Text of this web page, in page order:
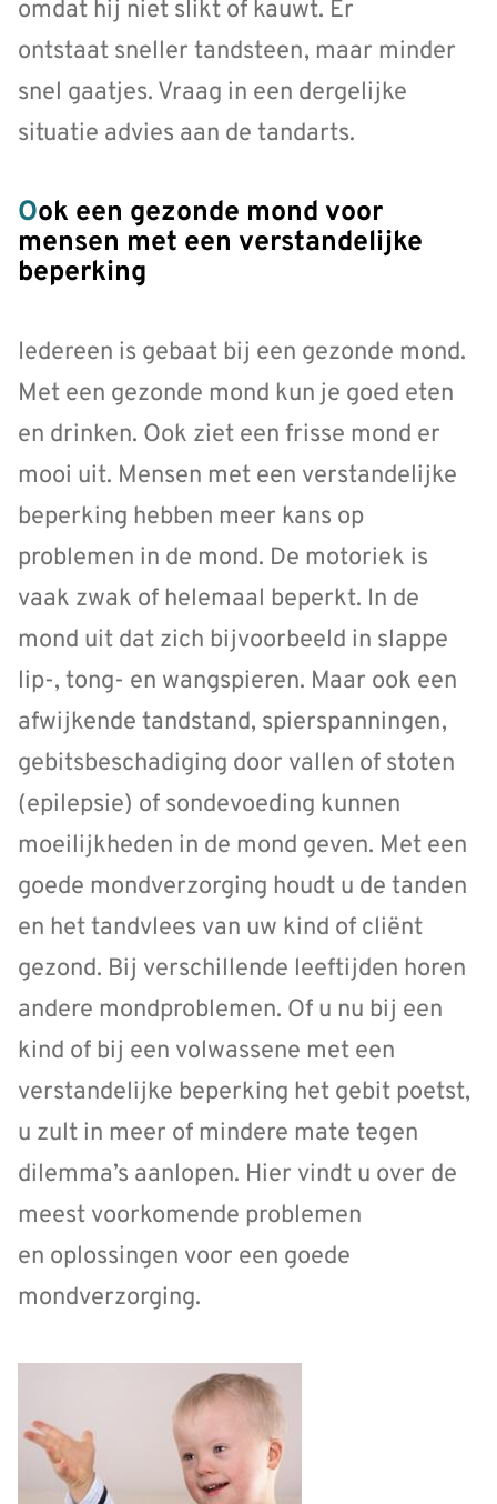
omdat hij niet slikt of kauwt. Er
ontstaat sneller tandsteen, maar minder
snel gaatjes. Vraag in een dergelijke
situatie advies aan de tandarts.
Ook een gezonde mond voor
mensen met een verstandelijke
beperking
Iedereen is gebaat bij een gezonde mond.
Met een gezonde mond kun je goed eten
en drinken. Ook ziet een frisse mond er
mooi uit. Mensen met een verstandelijke
beperking hebben meer kans op
problemen in de mond. De motoriek is
vaak zwak of helemaal beperkt. In de
mond uit dat zich bijvoorbeeld in slappe
lip-, tong- en wangspieren. Maar ook een
afwijkende tandstand, spierspanningen,
gebitsbeschadiging door vallen of stoten
(epilepsie) of sondevoeding kunnen
moeilijkheden in de mond geven. Met een
goede mondverzorging houdt u de tanden
en het tandvlees van uw kind of cliënt
gezond. Bij verschillende leeftijden horen
andere mondproblemen. Of u nu bij een
kind of bij een volwassene met een
verstandelijke beperking het gebit poetst,
u zult in meer of mindere mate tegen
dilemma’s aanlopen. Hier vindt u over de
meest voorkomende problemen
en oplossingen voor een goede
mondverzorging.